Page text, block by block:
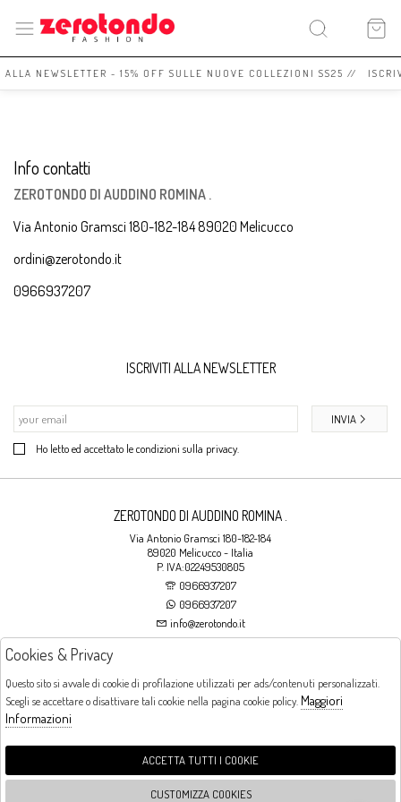
ALLA NEWSLETTER - 15% OFF SULLE NUOVE COLLEZIONI SS25 //
Info contatti
ZEROTONDO DI AUDDINO ROMINA .
Via Antonio Gramsci 180-182-184 89020 Melicucco
ordini@zerotondo.it
0966937207
ISCRIVITI ALLA NEWSLETTER
Ho letto ed accettato le condizioni sulla privacy.
INVIA
ZEROTONDO DI AUDDINO ROMINA .
Via Antonio Gramsci 180-182-184
89020 Melicucco - Italia
P. IVA:02249530805
0966937207
0966937207
info@zerotondo.it
Orari di apertura
LUNEDI: CHIUSO LA MATTINA - DALLE 16:00 ALLE 20:00 DAL MARTEDI AL
Cookies & Privacy
Questo sito si avvale di cookie di profilazione utilizzati per ads/contenuti personalizzati.
Scegli se accettare o disattivare tali cookie nella pagina cookie policy. Maggiori
Informazioni
ACCETTA TUTTI I COOKIE
CUSTOMIZZA COOKIES